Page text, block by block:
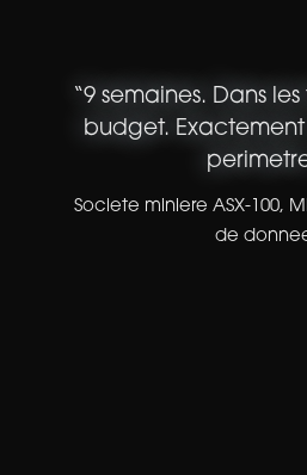
“9 semaines. Dans
budget.
Societe miniere ASX-100,
de